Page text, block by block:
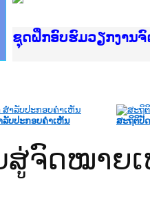
Ministry of Justice
ເຜີຍແຜ່ວັບໄຊຈົດໝາຍ
ກະຊວງຍຸຕິທຳ
ຊຸດຝຶກອົບຮົມວຽກງານ
ກອງປະຊຸມທົບທວນຄືນ
ຝຶກອົບຮົມ ຜູ່ປະສານງາ
ຝຶກອົບຮົມ ຜູ່ປະສານງາ
ເຜີຍແຜ່ແອັບກົດໝາຍລ
ເຜີຍແຜ່ແອັບກົດໝາຍລ
ຍົກລະດັບວຽກງານຈົດ
ຊຸດຝຶກອົບຮົມວຽກງານ
ລັບປະກອບຄໍາເຫັນ ສະຖິຕິປັ
ຈົດໝາຍເ